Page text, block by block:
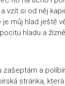
vzít si od něj
je můj hlad ještě
hladu a
zašeptám a
stránka,